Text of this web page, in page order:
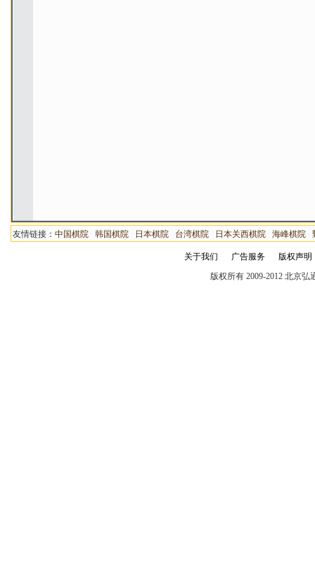
友情链接： 中国棋院 韩国棋院 日本棋院 台湾棋院 日本关西棋院 海峰棋院
关于我们 广告服务
版权声明
版权所有 2009-2012 北京